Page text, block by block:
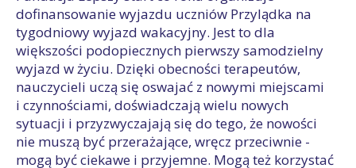
dofinansowanie wyjazdu uczniów Przylądka na
tygodniowy wyjazd wakacyjny. Jest to dla
większości podopiecznych pierwszy samodzielny
wyjazd w życiu. Dzięki obecności terapeutów,
nauczycieli uczą się oswajać z nowymi miejscami
i czynnościami, doświadczają wielu nowych
sytuacji i przyzwyczajają się do tego, że nowości
nie muszą być przerażające, wręcz przeciwnie -
mogą być ciekawe i przyjemne. Mogą też korzystać